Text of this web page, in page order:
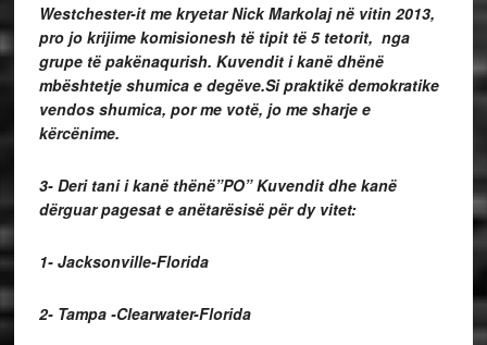
Westchester-it me kryetar Nick Markolaj në vitin 2013,
pro jo krijime komisionesh të tipit të 5 tetorit, nga
grupe të pakënaqurish. Kuvendit i kanë dhënë
mbështetje shumica e degëve.Si praktikë demokratike
vendos shumica, por me votë, jo me sharje e
kërcënime.
3- Deri tani i kanë thënë”PO” Kuvendit dhe kanë
dërguar pagesat e anëtarësisë për dy vitet:
1- Jacksonville-Florida
2- Tampa -Clearwater-Florida